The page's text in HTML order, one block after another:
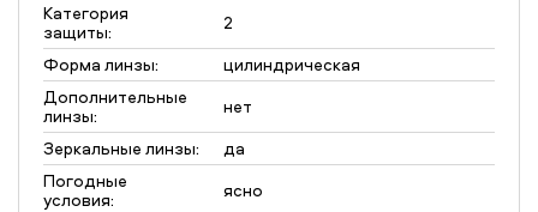
Категория
защиты:
2
Форма линзы:
цилиндрическая
Дополнительные
линзы:
нет
Зеркальные линзы:
да
Погодные
условия:
ясно